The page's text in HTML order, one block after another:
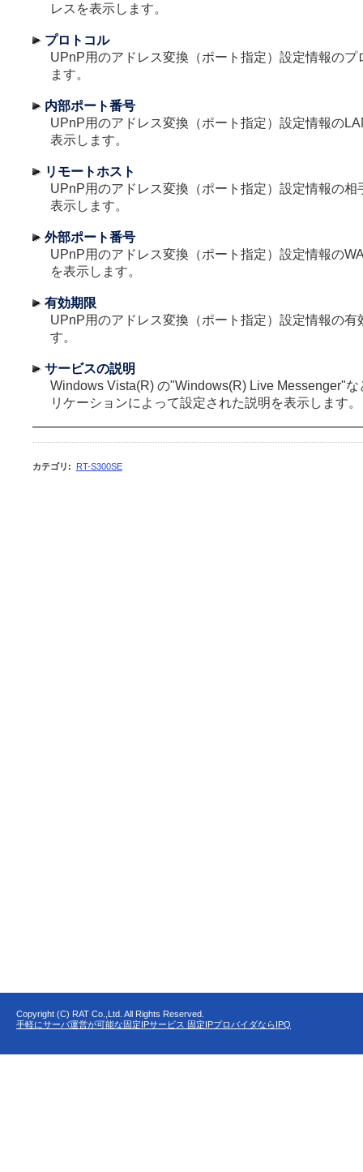
レスを表示します。
プロトコル
UPnP用のアドレス変換（ポート指定）設定情報のプ
ます。
内部ポート番号
UPnP用のアドレス変換（ポート指定）設定情報の
表示します。
リモートホスト
UPnP用のアドレス変換（ポート指定）設定情報の相
表示します。
外部ポート番号
UPnP用のアドレス変換（ポート指定）設定情報の
を表示します。
有効期限
UPnP用のアドレス変換（ポート指定）設定情報の有
す。
サービスの説明
Windows Vista(R) の"Windows(R) Live Messenger"
リケーションによって設定された説明を表示します。
カテゴリ : RT-S300SE
Copyright (C) RAT Co.,Ltd. All Rights Reserved.
手軽にサーバ運営が可能な固定IPサービス 固定IPプロバイダならIPQ